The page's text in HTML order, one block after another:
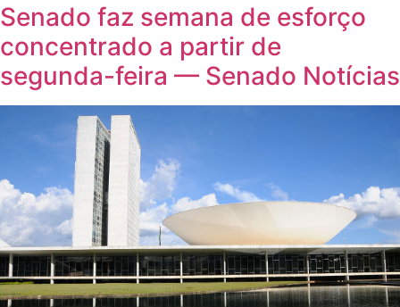
Senado faz semana de esforço
concentrado a partir de
segunda-feira — Senado Notícias